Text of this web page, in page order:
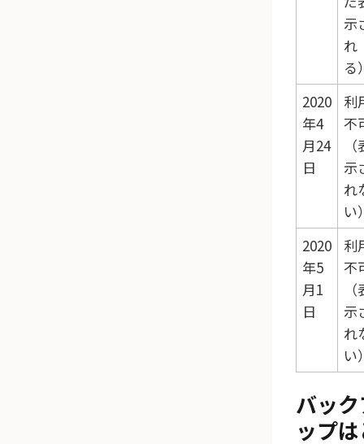
示
れ
る
2020
年4
月24
日
利
不
示
れ
い
2020
年5
月1
日
利
不
示
れ
い
バッ
ップ